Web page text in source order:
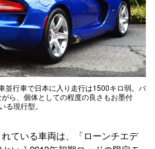
並行車で日本に入り走行は1500キロ弱。バ
ら、個体としての程度の良さもお墨付
る現行型。
ている車両は、「ローンチエデ